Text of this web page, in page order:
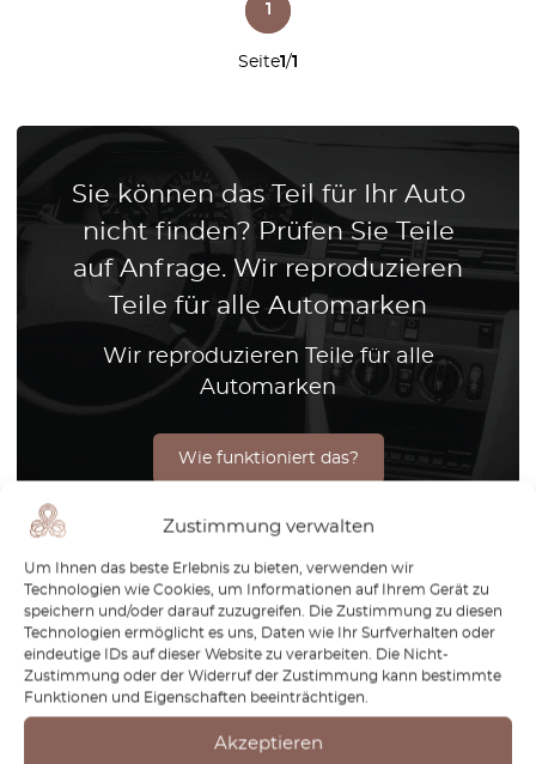
Zustimmung verwalten
Um Ihnen das beste Erlebnis zu bieten, verwenden wir
Technologien wie Cookies, um Informationen auf Ihrem Gerät zu
speichern und/oder darauf zuzugreifen. Die Zustimmung zu diesen
Technologien ermöglicht es uns, Daten wie Ihr Surfverhalten oder
eindeutige IDs auf dieser Website zu verarbeiten. Die Nicht-
Zustimmung oder der Widerruf der Zustimmung kann bestimmte
Funktionen und Eigenschaften beeinträchtigen.
Akzeptieren
Seite1/1
1
Sie können das Teil für Ihr Auto
nicht finden? Prüfen Sie Teile
auf Anfrage. Wir reproduzieren
Teile für alle Automarken
Wir reproduzieren Teile für alle
Automarken
Wie funktioniert das?
Der Mercedes W207 ist eine beeindruckende Kombination
aus Stil, Luxus und Leistung – ein wahres Meisterwerk, das
die Eleganz und Innovation verkörpert, für die Mercedes-
Benz bekannt ist. Als Teil der E-Klasse-Coupé-Reihe
eingeführt, bietet der W207 dynamisches Fahrverhalten, ein
Automobilindustrie. Mit leistungsstarken Motoren und